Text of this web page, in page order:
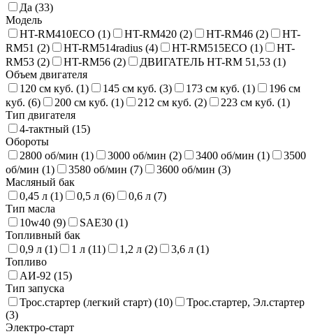
Да (33)
Модель
HT-RM410ECO (1) HT-RM420 (2) HT-RM46 (2)
HT-
RM51 (2) HT-RM514radius (4) HT-RM515ECO (1)
HT-
RM53 (2) HT-RM56 (2) ДВИГАТЕЛЬ HT-RM 51,53 (1)
Объем двигателя
120 см куб. (1) 145 см куб. (3) 173 см куб. (1)
196 см
куб. (6) 200 см куб. (1) 212 см куб. (2) 223 см куб. (1)
Тип двигателя
4-тактный (15)
Обороты
2800 об/мин (1) 3000 об/мин (2) 3400 об/мин (1)
3500
об/мин (1) 3580 об/мин (7) 3600 об/мин (3)
Масляный бак
0,45 л (1) 0,5 л (6) 0,6 л (7)
Тип масла
10w40 (9) SAE30 (1)
Топливный бак
0,9 л (1) 1 л (11) 1,2 л (2) 3,6 л (1)
Топливо
АИ-92 (15)
Тип запуска
Трос.стартер (легкий старт) (10)
Трос.стартер, Эл.стартер
(3)
Электро-старт